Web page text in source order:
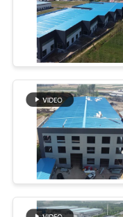
STÖRUNGS-
LÖSUNG
BLOG
SITEMAP
PRIVACY
POLICY